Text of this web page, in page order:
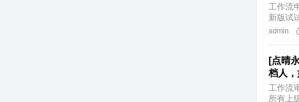
工作流
新版试
admin
[点晴
档人，
工作流
所有上